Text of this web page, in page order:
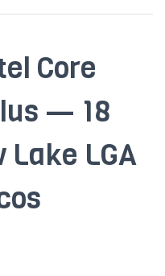
Core
— 18
Lake LGA